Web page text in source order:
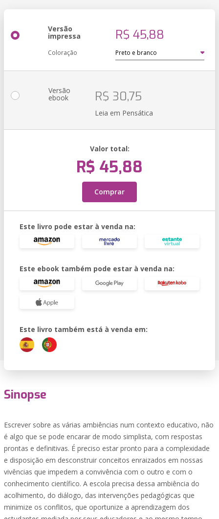
Versão
impressa R$ 45,88
Coloração
Versão
ebook R$ 30,75
Leia em Pensática
Valor total:
R$ 45,88
Comprar
Este livro pode estar à venda na:
Este ebook também pode estar à venda na:
Este livro também está à venda em:
Sinopse
Escrever sobre as várias ambiências num contexto educativo, não
é algo que se pode encarar de modo simplista, com respostas
prontas e definitivas. É preciso estar pronto para a complexidade
e disposição em desconstruir conceitos enraizados em nossas
vivências que impedem a convivência com o outro e com o
conhecimento científico. A escola precisa dessa ambiência do
acolhimento, do diálogo, das intervenções pedagógicas que
minimize os conflitos, que oportunize a aprendizagem dos